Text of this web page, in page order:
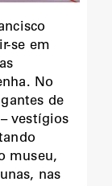
se em
No
de
vestígios
museu,
nas